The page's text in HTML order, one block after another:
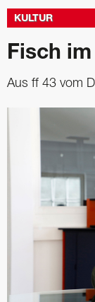
KULTUR
Fisch
Aus ff 43 vom